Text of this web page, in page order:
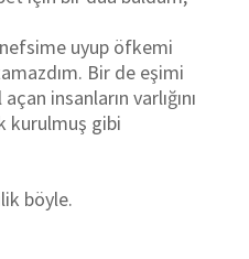
uyup öfkemi
Bir de eşimi
insanların varlığını
kurulmuş gibi
böyle.